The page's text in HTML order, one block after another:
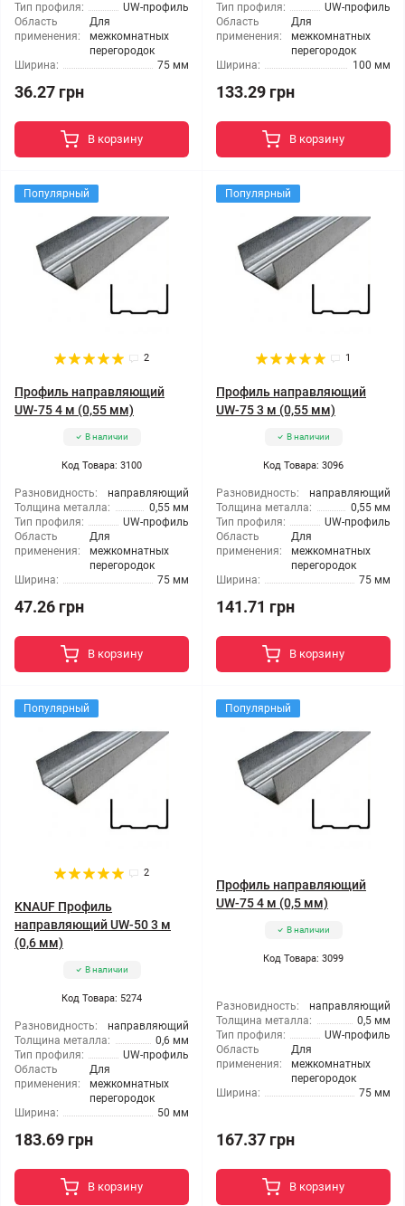
Тип профиля:
UW-профиль
Область
применения:
Для
межкомнатных
перегородок
Ширина:
75 мм
36.27 грн
В корзину
Тип профиля:
UW-профиль
Область
применения:
Для
межкомнатных
перегородок
Ширина:
100 мм
133.29 грн
В корзину
Популярный
2
Профиль направляющий
UW-75 4 м (0,55 мм)
В наличии
Код Товара: 3100
Разновидность:
направляющий
Толщина металла:
0,55 мм
Тип профиля:
UW-профиль
Область
применения:
Для
межкомнатных
перегородок
Ширина:
75 мм
47.26 грн
В корзину
Популярный
1
Профиль направляющий
UW-75 3 м (0,55 мм)
В наличии
Код Товара: 3096
Разновидность:
направляющий
Толщина металла:
0,55 мм
Тип профиля:
UW-профиль
Область
применения:
Для
межкомнатных
перегородок
Ширина:
75 мм
141.71 грн
В корзину
Популярный
2
KNAUF Профиль
направляющий UW-50 3 м
(0,6 мм)
В наличии
Код Товара: 5274
Разновидность:
направляющий
Толщина металла:
0,6 мм
Тип профиля:
UW-профиль
Область
применения:
Для
межкомнатных
перегородок
Ширина:
50 мм
183.69 грн
В корзину
Популярный
Профиль направляющий
UW-75 4 м (0,5 мм)
В наличии
Код Товара: 3099
Разновидность:
направляющий
Толщина металла:
0,5 мм
Тип профиля:
UW-профиль
Область
применения:
Для
межкомнатных
перегородок
Ширина:
75 мм
167.37 грн
В корзину